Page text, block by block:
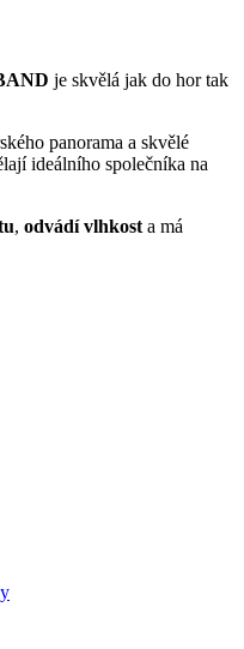
je skvělá jak do hor tak
panorama a skvělé
ideálního společníka na
, odvádí vlhkost a má